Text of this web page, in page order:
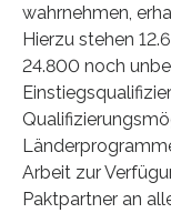
wahrnehmen,
Hierzu stehen
24.800 noch
Arbeit zur
Paktpartner an